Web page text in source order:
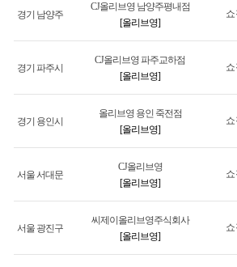
경기 남양주
CJ올리브영 남양주평내점
[올리브영]
경기 파주시
CJ올리브영 파주교하점
[올리브영]
경기 용인시
올리브영 용인 죽전점
[올리브영]
서울 서대문
CJ올리브영
[올리브영]
서울 광진구
씨제이올리브영주식회사
[올리브영]